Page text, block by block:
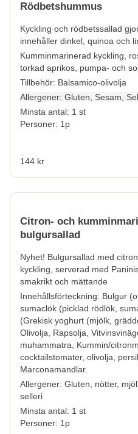
Rödbetshummus
Kyckling och rödbetssallad
innehåller dinkel, quinoa och
Kumminmarinerad kyckling,
torkad aprikos, pumpa- och
Tillbehör: Balsamico-olivolja
Allergener: Gluten, Sesam,
Minsta antal: 1 st
Personer: 1p
144 kr
Citron- och
bulgursallad
Nyhet! Bulgursallad med
kyckling, serverad med
smakrikt och mättande
Innehållsförteckning: Bulgur
sumaclök (picklad rödlök,
(Grekisk yoghurt (mjölk,
Olivolja, Rapsolja,
muhammatra, Kummin/
cocktailstomater, olivolja,
Marconamandlar.
Allergener: Gluten, nötter,
selleri
Minsta antal: 1 st
Personer: 1p